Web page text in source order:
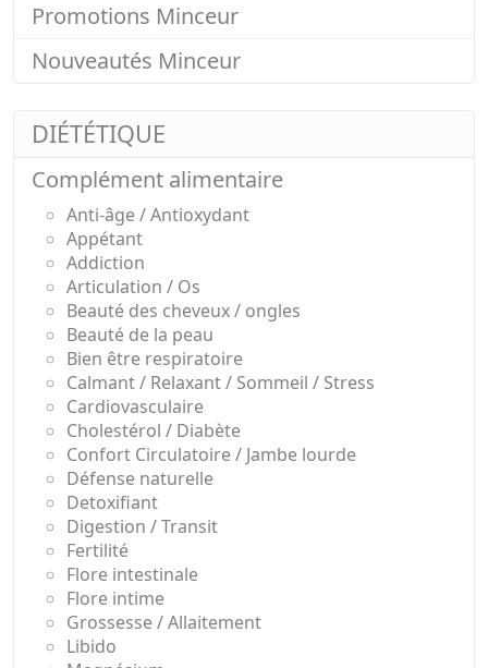
Promotions Minceur
Nouveautés Minceur
DIÉTÉTIQUE
Complément alimentaire
Anti-âge / Antioxydant
Appétant
Addiction
Articulation / Os
Beauté des cheveux / ongles
Beauté de la peau
Bien être respiratoire
Calmant / Relaxant / Sommeil / Stress
Cardiovasculaire
Cholestérol / Diabète
Confort Circulatoire / Jambe lourde
Défense naturelle
Detoxifiant
Digestion / Transit
Fertilité
Flore intestinale
Flore intime
Grossesse / Allaitement
Libido